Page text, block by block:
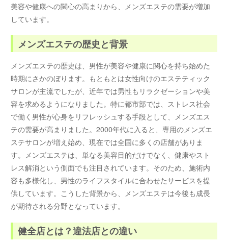
美容や健康への関心の高まりから、メンズエステの需要が増加
しています。
メンズエステの歴史と背景
メンズエステの歴史は、男性が美容や健康に関心を持ち始めた
時期にさかのぼります。もともとは女性向けのエステティック
サロンが主流でしたが、近年では男性もリラクゼーションや美
容を求めるようになりました。特に都市部では、ストレス社会
で働く男性が心身をリフレッシュする手段として、メンズエス
テの需要が高まりました。2000年代に入ると、専用のメンズエ
ステサロンが増え始め、現在では全国に多くの店舗がありま
す。メンズエステは、単なる美容目的だけでなく、健康やスト
レス解消という側面でも注目されています。そのため、施術内
容も多様化し、男性のライフスタイルに合わせたサービスを提
供しています。こうした背景から、メンズエステは今後も成長
が期待される分野となっています。
健全店とは？違法店との違い